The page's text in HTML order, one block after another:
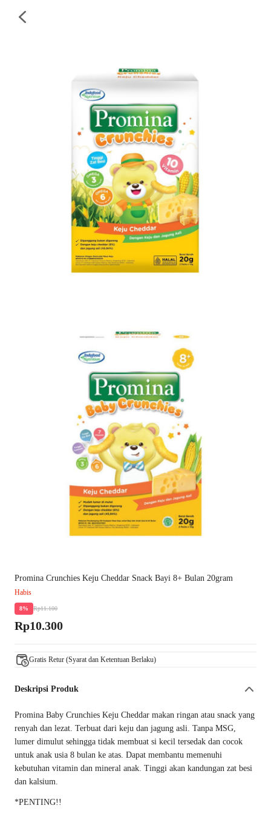
Promina Crunchies Keju Cheddar Snack Bayi 8+ Bulan 20gram
Habis
8% Rp11.100
Rp10.300
Gratis Retur (Syarat dan Ketentuan Berlaku)
Deskripsi Produk
Promina Baby Crunchies Keju Cheddar makan ringan atau snack yang
renyah dan lezat. Terbuat dari keju dan jagung asli. Tanpa MSG,
lumer dimulut sehingga tidak membuat si kecil tersedak dan cocok
untuk anak usia 8 bulan ke atas. Dapat membantu memenuhi
kebutuhan vitamin dan mineral anak. Tinggi akan kandungan zat besi
dan kalsium.
*PENTING!!